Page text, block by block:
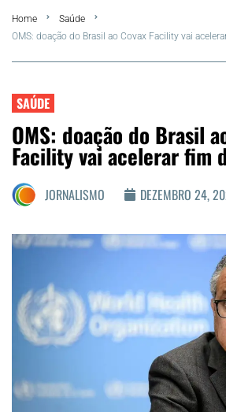
Summer
Região dos Lagos
Agenda Cultural
Colunistas
Matérias Exclusivas
Home
Saúde
OMS: doação do Brasil ao Covax Facility vai
SAÚDE
OMS: doação do Brasil
Facility vai acelerar fim
JORNALISMO DEZEMBRO 24,